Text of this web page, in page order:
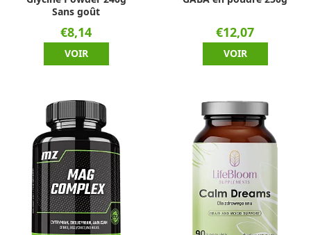
Sans goût
€8,14
VOIR
€12,07
VOIR